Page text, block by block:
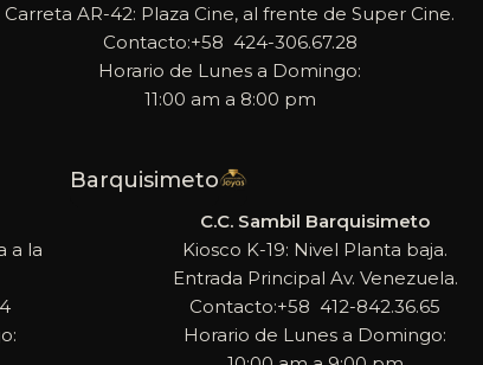
Carreta AR-42: Plaza Cine, al frente de Super Cine.
Contacto:+58 424-306.67.28
Horario de Lunes a Domingo:
11:00 am a 8:00 pm
a la
Barquisimeto
C.C. Sambil Barquisimeto
Kiosco K-19: Nivel Planta baja.
Entrada Principal Av. Venezuela.
Contacto:+58 412-842.36.65
Horario de Lunes a Domingo: